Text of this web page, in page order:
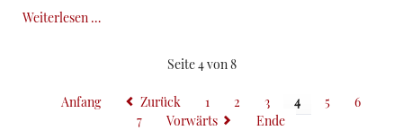
Weiterlesen …
Ein
Spaziergang
Seite 4 von 8
Anfang Zurück 1 2 3 4 5
6
7
Vorwärts Ende